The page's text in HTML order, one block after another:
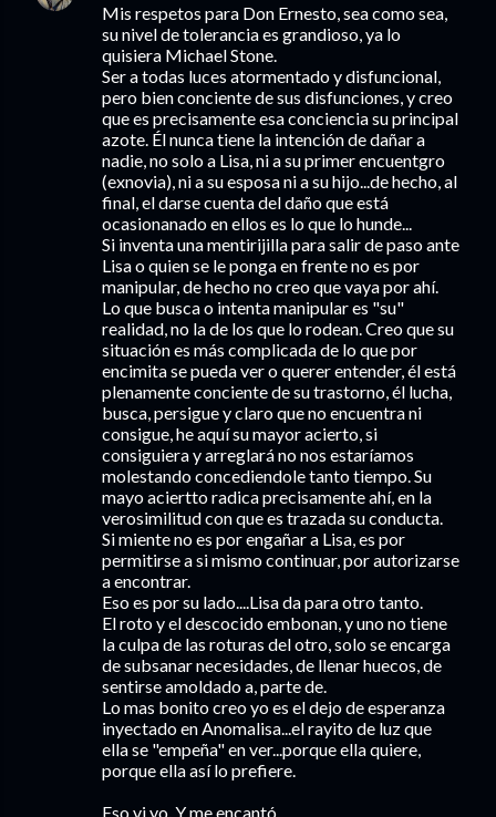
Mis respetos para Don Ernesto, sea como sea,
su nivel de tolerancia es grandioso, ya lo
quisiera Michael Stone.
Ser a todas luces atormentado y disfuncional,
pero bien conciente de sus disfunciones, y creo
que es precisamente esa conciencia su principal
azote. Él nunca tiene la intención de dañar a
nadie, no solo a Lisa, ni a su primer encuentgro
(exnovia), ni a su esposa ni a su hijo...de hecho, al
final, el darse cuenta del daño que está
ocasionanado en ellos es lo que lo hunde...
Si inventa una mentirijilla para salir de paso ante
Lisa o quien se le ponga en frente no es por
manipular, de hecho no creo que vaya por ahí.
Lo que busca o intenta manipular es "su"
realidad, no la de los que lo rodean. Creo que su
situación es más complicada de lo que por
encimita se pueda ver o querer entender, él está
plenamente conciente de su trastorno, él lucha,
busca, persigue y claro que no encuentra ni
consigue, he aquí su mayor acierto, si
consiguiera y arreglará no nos estaríamos
molestando concediendole tanto tiempo. Su
mayo aciertto radica precisamente ahí, en la
verosimilitud con que es trazada su conducta.
Si miente no es por engañar a Lisa, es por
permitirse a si mismo continuar, por autorizarse
a encontrar.
Eso es por su lado....Lisa da para otro tanto.
El roto y el descocido embonan, y uno no tiene
la culpa de las roturas del otro, solo se encarga
de subsanar necesidades, de llenar huecos, de
sentirse amoldado a, parte de.
Lo mas bonito creo yo es el dejo de esperanza
inyectado en Anomalisa...el rayito de luz que
ella se "empeña" en ver...porque ella quiere,
porque ella así lo prefiere.
Eso vi yo. Y me encantó.